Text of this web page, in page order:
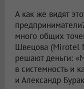
А как же видят
много общих
Швецова (Mirotel
решают деньги:
в системность и
и Александр